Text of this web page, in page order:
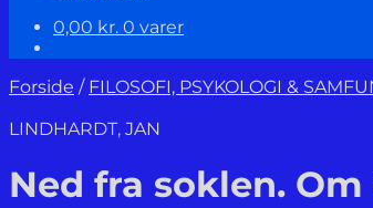
0,00 kr. 0 varer
Forside / FILOSOFI, PSYKOLOGI &
LINDHARDT, JAN
Ned fra soklen.